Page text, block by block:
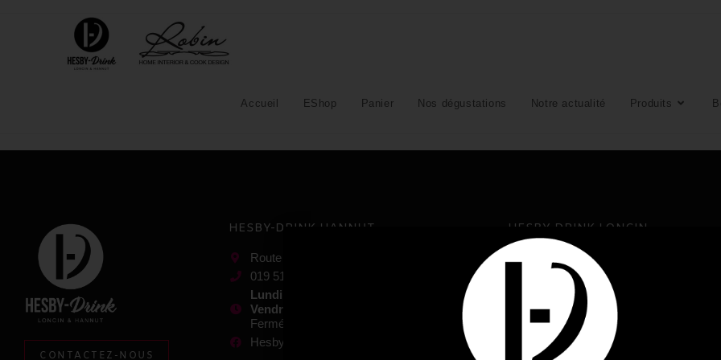
Accueil EShop Panier Nos dégustations Notre actualité Produits
CONTACTEZ-NOUS
HESBY-DRINK HANNUT
Route de landen 61, 4280 Hannut
019 51 61 11
Lundi, mercredi et jeudi
Vendredi et samedi
Fermé le mardi et le dimanche
Hesby-drink Hannut
HESBY-DRINK LONCIN
Rue Alfred Deponthière 56, 4431
04 365 64 04
Lundi, mercredi, jeudi, vendredi
: 9h-18h30
Fermé le mardi et le dimanche
Hesby-drink Loncin